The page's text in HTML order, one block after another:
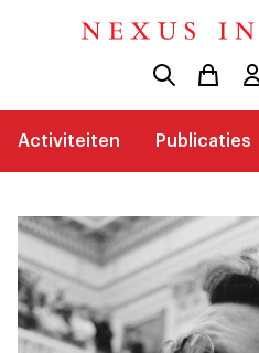
Activiteiten Publicaties